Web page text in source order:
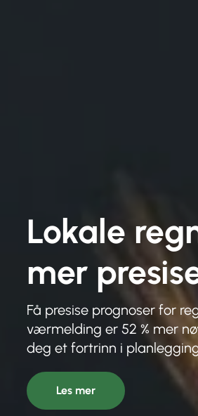
Lokale
mer
Få presise prognoser for
værmelding er 52 % mer
deg et fortrinn i
Les mer